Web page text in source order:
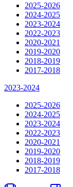
2025-2026
2024-2025
2023-2024
2022-2023
2020-2021
2019-2020
2018-2019
2017-2018
2023-2024
2025-2026
2024-2025
2023-2024
2022-2023
2020-2021
2019-2020
2018-2019
2017-2018